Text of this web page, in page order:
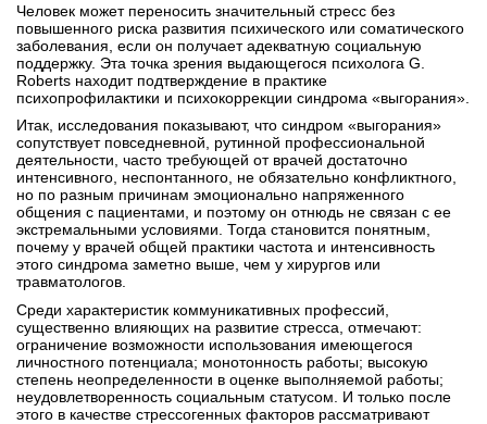
Человек может переносить значительный стресс без
повышенного риска развития психического или соматического
заболевания, если он получает адекватную социальную
поддержку. Эта точка зрения выдающегося психолога G.
Roberts находит подтверждение в практике
психопрофилактики и психокоррекции синдрома «выгорания».
Итак, исследования показывают, что синдром «выгорания»
сопутствует повседневной, рутинной профессиональной
деятельности, часто требующей от врачей достаточно
интенсивного, неспонтанного, не обязательно конфликтного,
но по разным причинам эмоционально напряженного
общения с пациентами, и поэтому он отнюдь не связан с ее
экстремальными условиями. Тогда становится понятным,
почему у врачей общей практики частота и интенсивность
этого синдрома заметно выше, чем у хирургов или
травматологов.
Среди характеристик коммуникативных профессий,
существенно влияющих на развитие стресса, отмечают:
ограничение возможности использования имеющегося
личностного потенциала; монотонность работы; высокую
степень неопределенности в оценке выполняемой работы;
неудовлетворенность социальным статусом. И только после
этого в качестве стрессогенных факторов рассматривают